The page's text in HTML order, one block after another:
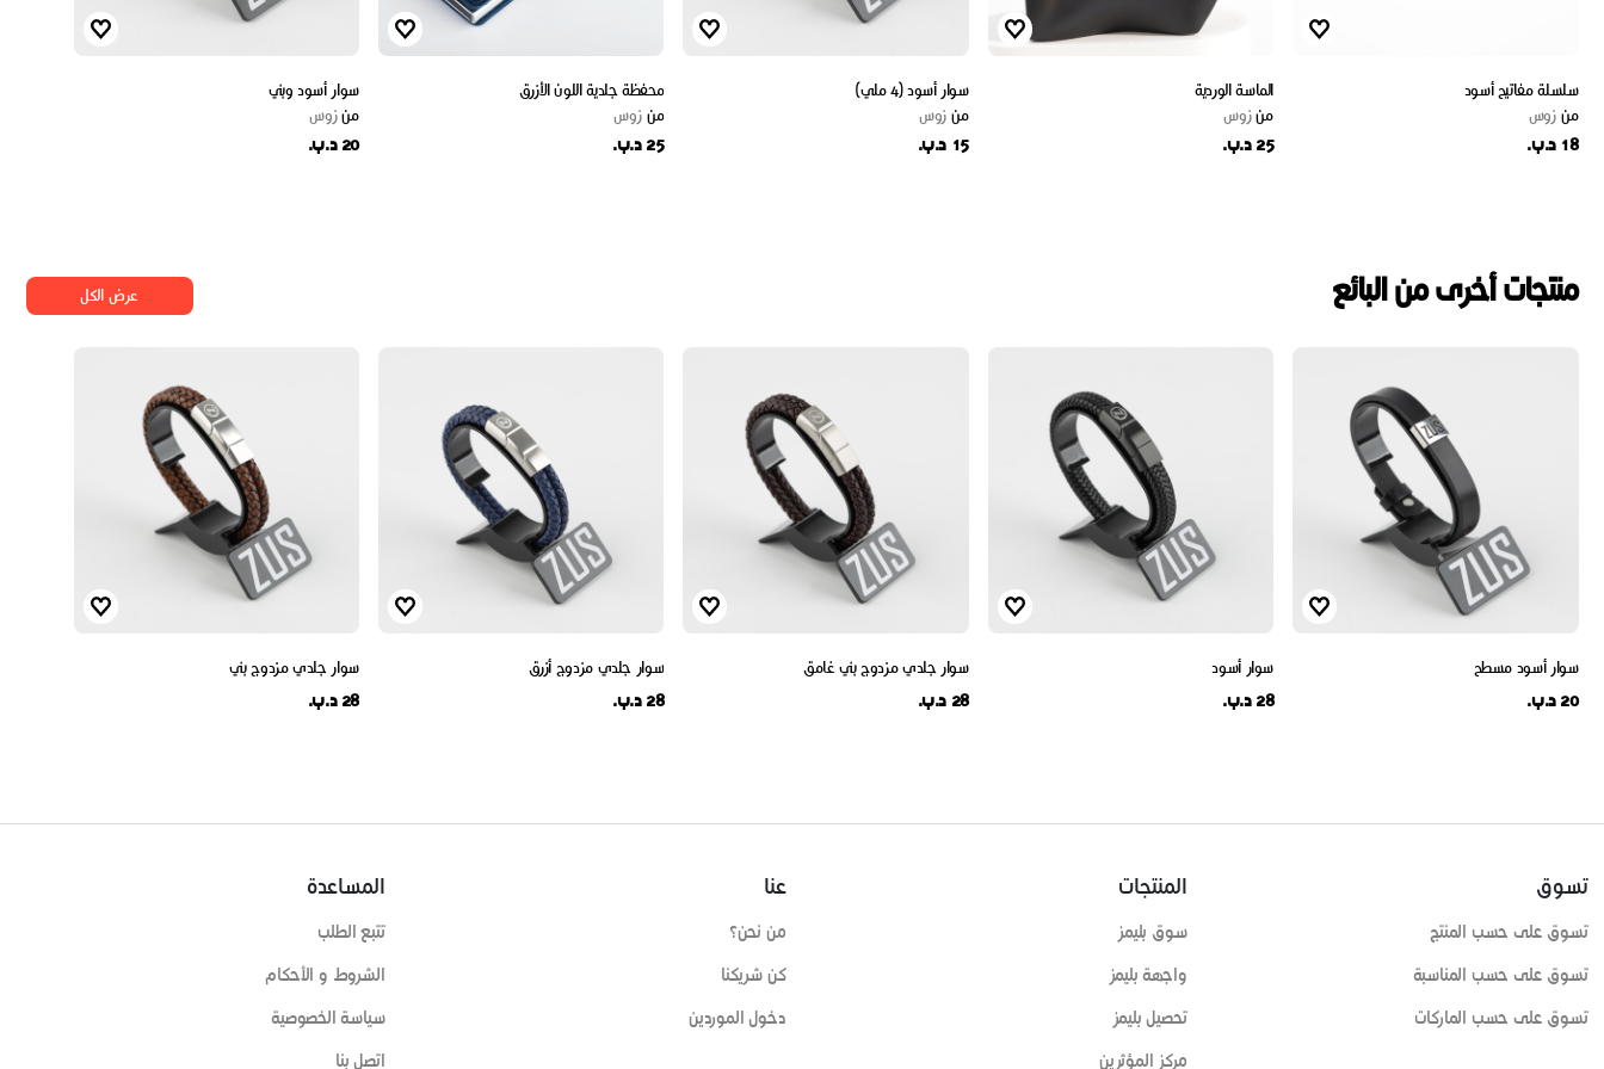
سلسلة مفاتيح أسود
من زوس
18 د.ب.
الماسة الوردية
منزوس
25 د.ب.
سوار أسود (4 ملي)
منزوس
15 د.ب.
محفظة جلدية اللون الأزرق
من زوس
25 د.ب.
سوار أسود وبني
منزوس
20 د.ب.
منتجات أخرى من البائع عرض الكل
سوار أسود مسطح
20 د.ب.
سوار أسود
28 د.ب.
سوار جلدي مزدوج بني غامق
28 د.ب.
سوار جلدي مزدوج أزرق
28 د.ب.
سوار جلدي مزدوج بني
28 د.ب.
تسوق
تسوق على حسب المنتج
تسوق على حسب المناسبة
تسوق على حسب الماركات
المنتجات
سوق بليمز
واجهة بليمز
تحصيل بليمز
مركز المؤثرين
عنا
من نحن؟
كن شريكنا
دخول الموردين
المساعدة
تتبع الطلب
الشروط و الأحكام
سياسة الخصوصية
اتصل بنا